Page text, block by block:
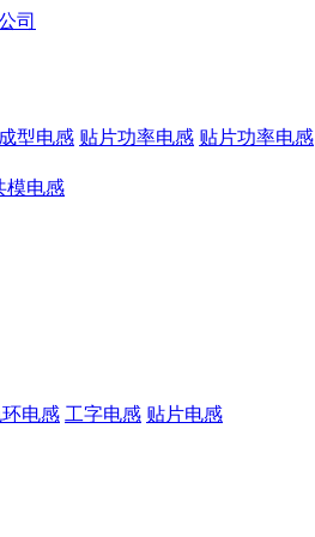
型电感 贴片功率电感 贴片功率电感
模电感
电感 工字电感 贴片电感